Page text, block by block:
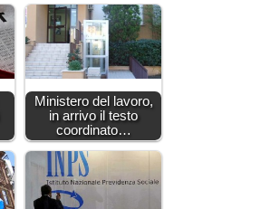
Ministero del lavoro,
in arrivo il testo
coordinato…